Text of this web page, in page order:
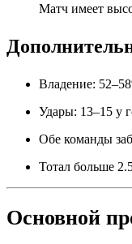
Матч имеет
Владение:
Удары: 13–15 у
Обе команды
Тотал больше
Основной